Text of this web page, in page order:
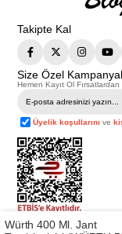
Takipte Kal
Size Özel
Hemen Kayıt Ol
Üyelik koşullarını ve
Telif Hakkı ©
Würth 400 Ml. Jant